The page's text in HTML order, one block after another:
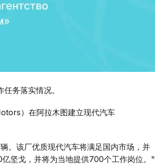
务落实情况。
）在阿拉木图建立现代汽车
。该厂优质现代汽车将满足国内市场，并
坚戈，并将为当地提供700个工作岗位。"